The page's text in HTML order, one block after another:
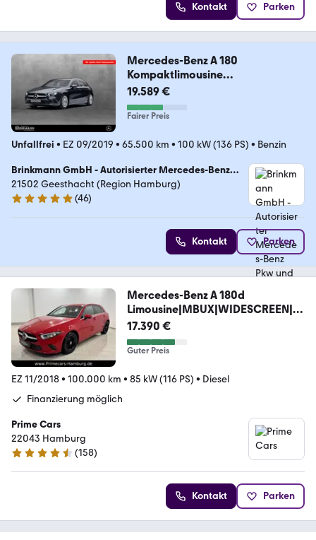
Kontakt Parken
Mercedes-Benz A 180
Kompaktlimousine
Progressive/LED/SHZ/Klima
19.589 €
Fairer Preis
Unfallfrei • EZ 09/2019 • 65.500 km • 100 kW (136 PS) • Benzin
Brinkmann GmbH - Autorisierter Mercedes-Benz
Pkw und Transporter Service
21502 Geesthacht (Region Hamburg)
5 Sterne
(46)
Kontakt Parken
Mercedes-Benz A 180d
Limousine|MBUX|WIDESCREEN|A
HK|KAMERA|F1|
17.390 €
Guter Preis
EZ 11/2018• 100.000 km • 85 kW (116 PS) • Diesel
Finanzierung möglich
Prime Cars
22043 Hamburg
4.7 Sterne
(158)
Kontakt Parken